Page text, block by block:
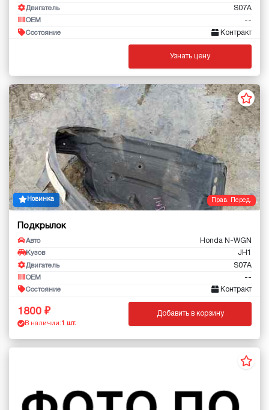
Двигатель S07A
OEM --
Состояние Контракт
Узнать цену
Прав. Перед.
Новинка
Подкрылок
Авто Honda N-WGN
Кузов JH1
Двигатель S07A
OEM --
Состояние Контракт
1800
В наличии: 1 шт.
Добавить в корзину